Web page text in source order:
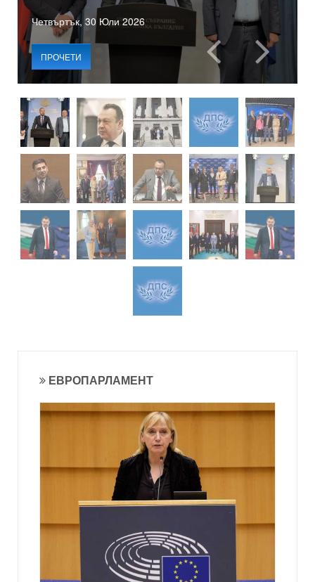
Четвъртък, 30 Юли 2026
ПРОЧЕТИ
ЕВРОПАРЛАМЕНТ